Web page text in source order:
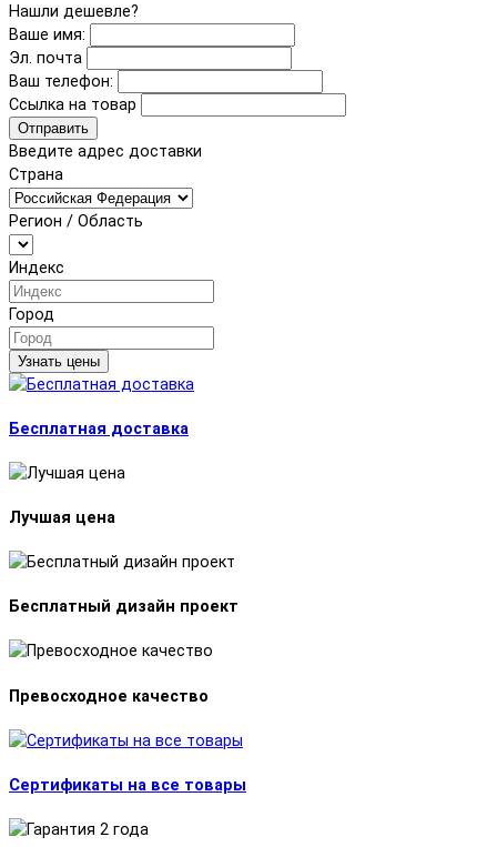
Нашли дешевле?
Ваше имя:
Эл. почта
Ваш телефон:
Ссылка на товар
Отправить
Введите адрес доставки
Страна
Регион / Область
Индекс
Город
Узнать цены
Бесплатная доставка
Лучшая цена
Бесплатный дизайн проект
Превосходное качество
Сертификаты на все товары